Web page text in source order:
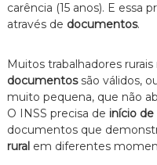
carência (15 anos). E essa
através de documentos.
Muitos trabalhadores
documentossão válidos,
muito pequena, que não
O INSS precisa de início
documentos que
ruralem diferentes